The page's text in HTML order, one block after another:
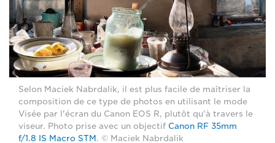
Selon Maciek Nabrdalik, il est plus facile de maîtriser la
composition de ce type de photos en utilisant le mode
Visée par l'écran du Canon EOS R, plutôt qu'à travers le
viseur. Photo prise avec un objectif Canon RF 35mm
f/1.8 IS Macro STM . © Maciek Nabrdalik